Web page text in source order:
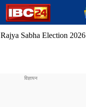
Rajya Sabha Election 2026